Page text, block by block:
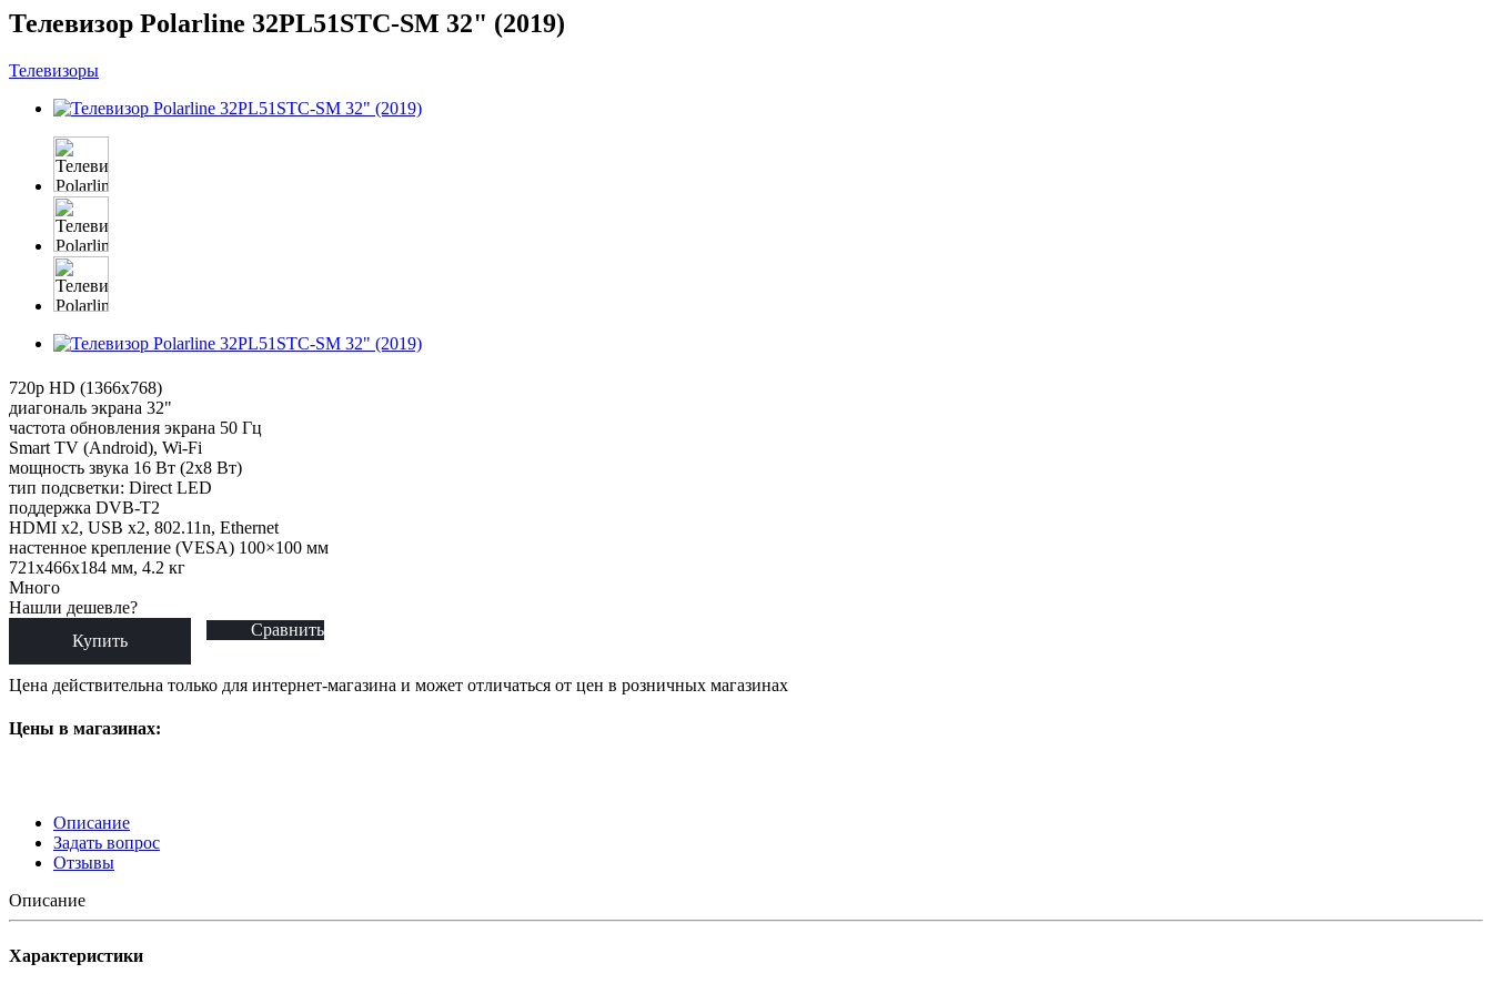
Телевизор Polarline 32PL51STC-SM 32" (2019)
Телевизоры
720p HD (1366x768)
диагональ экрана 32"
частота обновления экрана 50 Гц
Smart TV (Android), Wi-Fi
мощность звука 16 Вт (2х8 Вт)
тип подсветки: Direct LED
поддержка DVB-T2
HDMI x2, USB x2, 802.11n, Ethernet
настенное крепление (VESA) 100×100 мм
721x466x184 мм, 4.2 кг
Много
Нашли дешевле?
Купить
Сравнить
Цена действительна только для интернет-магазина и может отличаться от цен в розничных магазинах
Цены в магазинах:
Описание
Задать вопрос
Отзывы
Описание
Характеристики